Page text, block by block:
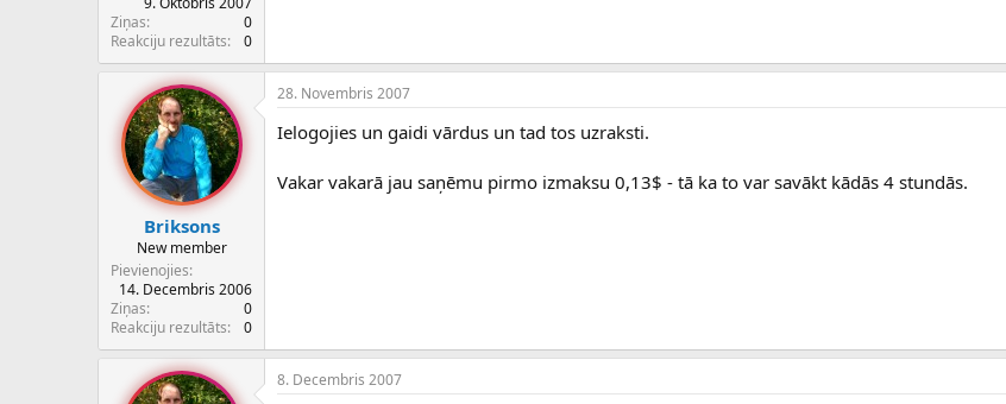
Ziņas
0
Reakciju rezultāts
0
Briksons
New member
Pievienojies
14. Decembris 2006
Ziņas
0
Reakciju rezultāts
0
28. Novembris 2007
Ielogojies un gaidi vārdus un tad tos uzraksti.
Vakar vakarā jau saņēmu pirmo izmaksu 0,13$ - tā ka to var savākt kādās 4 stundās.
8. Decembris 2007